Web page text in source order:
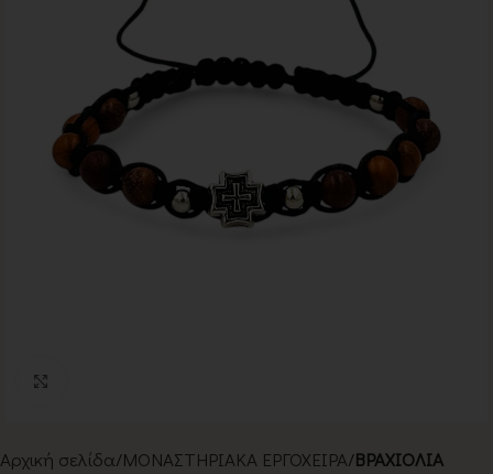
Αρχική σελίδα ΜΟΝΑΣΤΗΡΙΑΚΑ ΕΡΓΟΧΕΙΡΑ ΒΡΑΧΙΟΛΙΑ